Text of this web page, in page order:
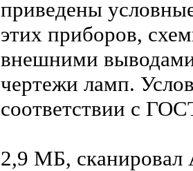
приведены
этих приборов,
внешними
чертежи ламп.
соответствии с
2,9 МБ, сканировал